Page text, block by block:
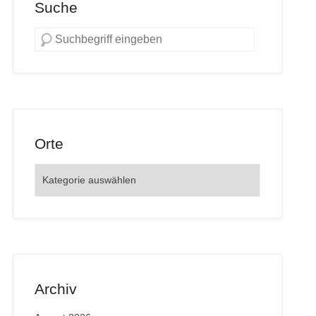
Suche
Orte
Archiv